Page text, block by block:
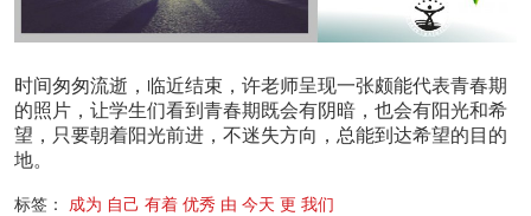
时间匆匆流逝，临近结束，许老师呈现一张颇能代表青春期
的照片，让学生们看到青春期既会有阴暗，也会有阳光和希
望，只要朝着阳光前进，不迷失方向，总能到达希望的目的
地。
标签： 成为 自己 有着 优秀 由 今天 更 我们